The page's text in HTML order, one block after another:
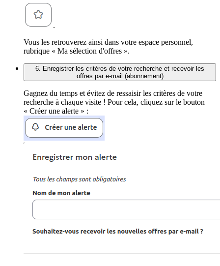
.
Vous les retrouverez ainsi dans votre espace personnel,
rubrique « Ma sélection d'offres ».
6. Enregistrer les critères de votre recherche et recevoir les
offres par e-mail (abonnement)
Gagnez du temps et évitez de ressaisir les critères de votre
recherche à chaque visite ! Pour cela, cliquez sur le bouton
« Créer une alerte » :